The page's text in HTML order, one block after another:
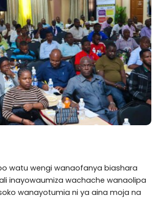
watu wengi wanaofanya biashara
inayowaumiza wachache wanaolipa
wanayotumia ni ya aina moja na